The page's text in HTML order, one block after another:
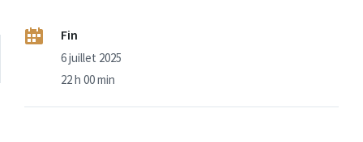
Fin
6 juillet 2025
22 h 00 min